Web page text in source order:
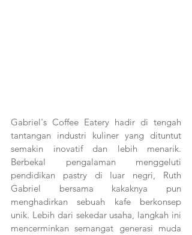
Gabriel's Coffee Eatery hadir di tengah
tantangan industri kuliner yang dituntut
semakin inovatif dan lebih menarik.
Berbekal pengalaman menggeluti
pendidikan pastry di luar negri, Ruth
Gabriel bersama kakaknya pun
menghadirkan sebuah kafe berkonsep
unik. Lebih dari sekedar usaha, langkah ini
mencerminkan semangat generasi muda